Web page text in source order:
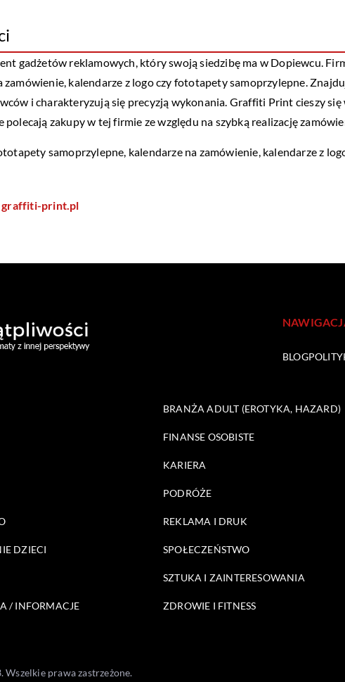
gadżetów reklamowych, który swoją siedzibę ma w Dopiewcu.
kalendarze z logo czy fototapety samoprzylepne.
i charakteryzują się precyzją wykonania. Graffiti Print cieszy
zakupy w tej firmie ze względu na szybką realizację
samoprzylepne, kalendarze na zamówienie, kalendarze z
graffiti-print.pl
BLOG
BRANŻA ADULT (EROTYKA, HAZARD)
FINANSE OSOBISTE
KARIERA
PODRÓŻE
REKLAMA I DRUK
DZIECI SPOŁECZEŃSTWO
SZTUKA I ZAINTERESOWANIA
/ INFORMACJE ZDROWIE I FITNESS
prawa zastrzeżone.